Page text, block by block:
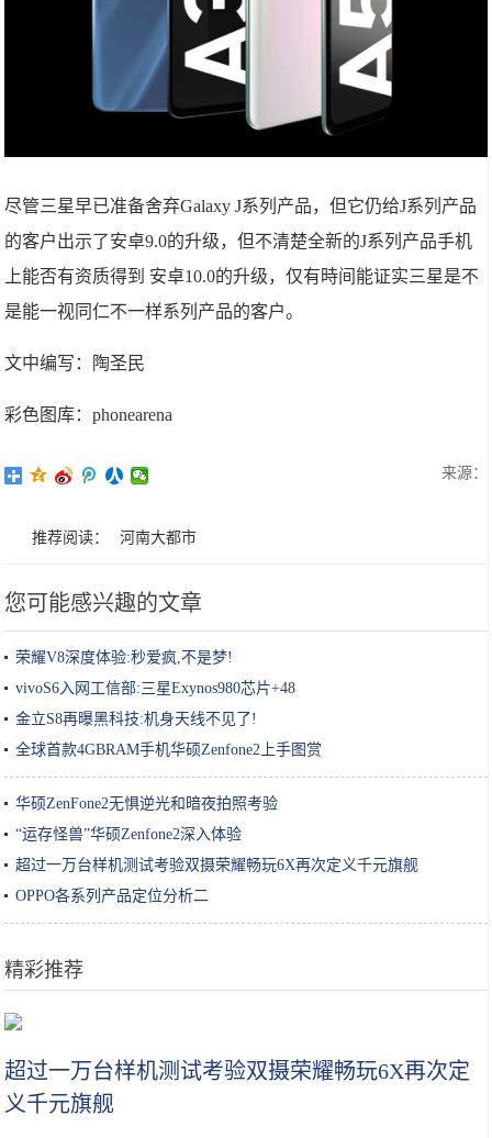
尽管三星早已准备舍弃Galaxy J系列产品，但它仍给J系列产品
的客户出示了安卓9.0的升级，但不清楚全新的J系列产品手机
上能否有资质得到 安卓10.0的升级，仅有時间能证实三星是不
是能一视同仁不一样系列产品的客户。
文中编写：陶圣民
彩色图库：phonearena
来源：
推荐阅读： 河南大都市
您可能感兴趣的文章
荣耀V8深度体验:秒爱疯,不是梦!
vivoS6入网工信部:三星Exynos980芯片+48
金立S8再曝黑科技:机身天线不见了!
全球首款4GBRAM手机华硕Zenfone2上手图赏
华硕ZenFone2无惧逆光和暗夜拍照考验
“运存怪兽”华硕Zenfone2深入体验
超过一万台样机测试考验双摄荣耀畅玩6X再次定义千元旗舰
OPPO各系列产品定位分析二
精彩推荐
超过一万台样机测试考验双摄荣耀畅玩6X再次定
义千元旗舰